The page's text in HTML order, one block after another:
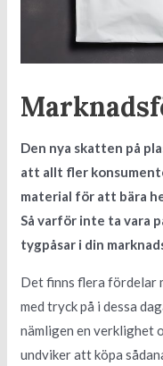
Den nya skatten på
att allt fler
material för att bära
Så varför inte ta vara
tygpåsar i din
Det finns flera fördelar
med tryck på i dessa
nämligen en verklighet
undviker att köpa